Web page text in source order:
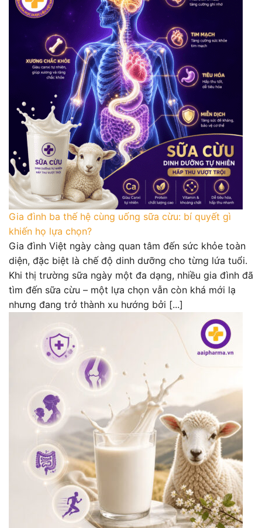
Gia đình ba thế hệ cùng uống sữa cừu: bí quyết gì
khiến họ lựa chọn?
Gia đình Việt ngày càng quan tâm đến sức khỏe toàn
diện, đặc biệt là chế độ dinh dưỡng cho từng lứa tuổi.
Khi thị trường sữa ngày một đa dạng, nhiều gia đình đã
tìm đến sữa cừu – một lựa chọn vẫn còn khá mới lạ
nhưng đang trở thành xu hướng bởi [...]